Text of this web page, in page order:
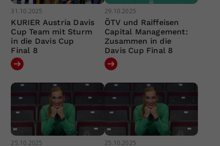
31.10.2025
KURIER Austria Davis
Cup Team mit Sturm
in die Davis Cup
Final 8
29.10.2025
ÖTV und Raiffeisen
Capital Management:
Zusammen in die
Davis Cup Final 8
25.10.2025 25.10.2025